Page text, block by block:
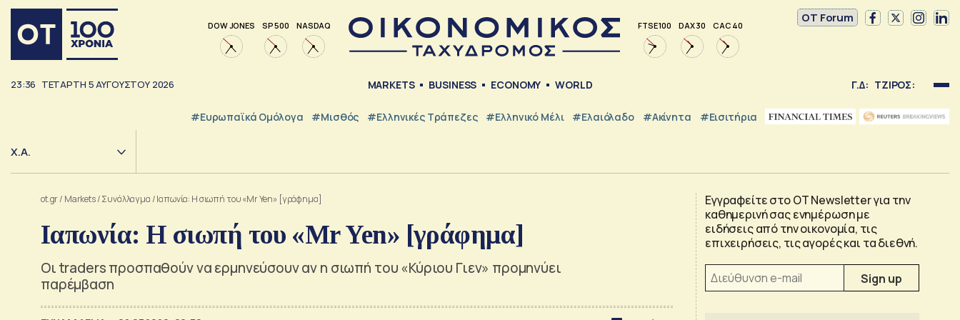
DOW JONES SP 500 NASDAQ FTSE 100 DAX 30 CAC 40
OT Forum
23:36 ΤΕΤΆΡΤΗ 5ΑΥΓΟΎΣΤΟΥ 2026 MARKETS BUSINESS ECONOMY WORLD Γ.Δ: ΤΖΙΡΟΣ:
#Ευρωπαϊκά Ομόλογα #Μισθός #ελληνικές Τράπεζες #Ελληνικό Μέλι #Ελαιόλαδο #Ακίνητα #εισιτήρια
Χ.Α.
ot.gr/ Markets/Συνάλλαγμα /Ιαπωνία: Η σιωπή του «Mr Yen» [γράφημα]
Ιαπωνία: Η σιωπή του «Mr Yen» [γράφημα]
Οι traders προσπαθούν να ερμηνεύσουν αν η σιωπή του «Κύριου Γιεν» προμηνύει
παρέμβαση
Εγγραφείτε στο OT Newsletter για την
καθημερινή σας ενημέρωση με
ειδήσεις από την οικονομία, τις
επιχειρήσεις, τις αγορές και τα διεθνή.